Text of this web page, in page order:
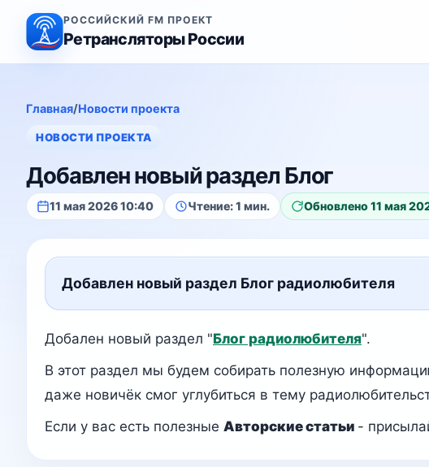
РОССИЙСКИЙ FM ПРОЕКТ
Ретрансляторы России
Главная/Новости проекта
НОВОСТИ ПРОЕКТА
Добавлен новый раздел Блог
11 мая 2026 10:40 Чтение: 1 мин. Обновлено 11 мая
Добавлен новый раздел Блог радиолюбителя
Добален новый раздел "Блог радиолюбителя".
В этот раздел мы будем собирать полезную
даже новичёк смог углубиться в тему
Если у вас есть полезные Авторские статьи -